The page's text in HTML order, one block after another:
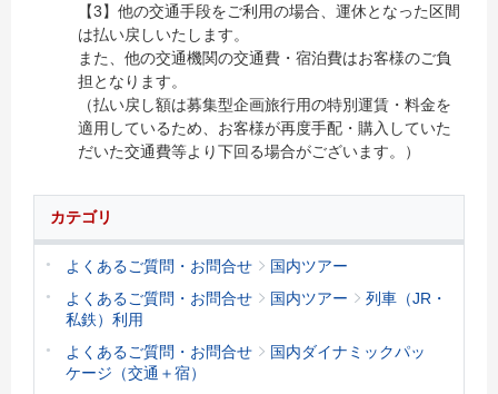
【3】他の交通手段をご利用の場合、運休となった区間
は払い戻しいたします。
また、他の交通機関の交通費・宿泊費はお客様のご負
担となります。
（払い戻し額は募集型企画旅行用の特別運賃・料金を
適用しているため、お客様が再度手配・購入していた
だいた交通費等より下回る場合がございます。）
カテゴリ
よくあるご質問・お問合せ
国内ツアー
よくあるご質問・お問合せ
国内ツアー
列車（JR・
私鉄）利用
よくあるご質問・お問合せ
国内ダイナミックパッ
ケージ（交通＋宿）